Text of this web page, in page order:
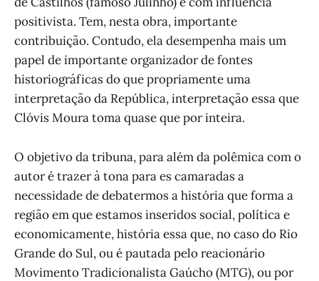
positivista. Tem, nesta obra, importante
contribuição. Contudo, ela desempenha mais um
papel de importante organizador de fontes
historiográficas do que propriamente uma
interpretação da República, interpretação essa que
Clóvis Moura toma quase que por inteira.
O objetivo da tribuna, para além da polêmica com o
autor é trazer à tona para es camaradas a
necessidade de debatermos a história que forma a
região em que estamos inseridos social, política e
economicamente, história essa que, no caso do Rio
Grande do Sul, ou é pautada pelo reacionário
Movimento Tradicionalista Gaúcho (MTG), ou por